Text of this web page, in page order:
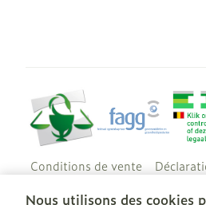
Nous utilisons des cookies
Conditions de vente